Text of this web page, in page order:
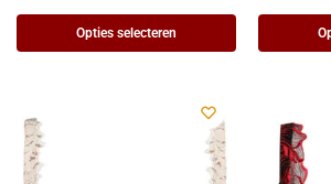
Opties selecteren